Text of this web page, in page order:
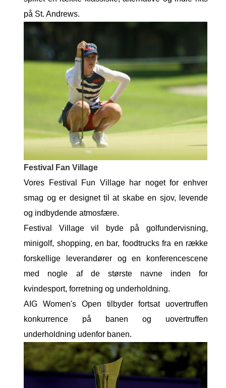
på St. Andrews.
Festival Fan Village
Vores Festival Fun Village har noget for enhver
smag og er designet til at skabe en sjov, levende
og indbydende atmosfære.
Festival Village vil byde på golfundervisning,
minigolf, shopping, en bar, foodtrucks fra en række
forskellige leverandører og en konferencescene
med nogle af de største navne inden for
kvindesport, forretning og underholdning.
AIG Women's Open tilbyder fortsat uovertruffen
konkurrence på banen og uovertruffen
underholdning udenfor banen.